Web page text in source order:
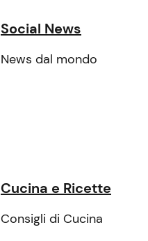
Social News
News dal mondo
Cucina e Ricette
Consigli di Cucina